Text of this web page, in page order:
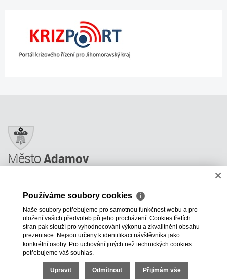
MěstoAdamov
Úřední deska
Informace
Odkazy a rady
ÚP GIS MAPY
+420 516 499 620 mesto@adamov.cz
×
Používáme soubory cookies ℹ
Naše soubory potřebujeme pro samotnou funkčnost webu a pro
uložení vašich předvoleb při jeho procházení. Cookies třetích
stran pak slouží pro vyhodnocování výkonu a zkvalitnění obsahu
prezentace. Nejsou určeny k identifikaci návštěvníka jako
konkrétní osoby. Pro uchování jiných než technických cookies
potřebujeme váš souhlas.
Upravit Odmítnout Přijímám vše